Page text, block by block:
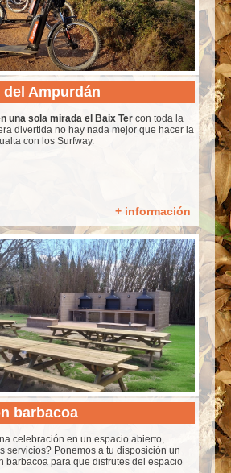
Ampurdán
una sola mirada el Baix Ter con toda la
divertida no hay nada mejor que hacer la
con los Surfway.
+ información
barbacoa
celebración en un espacio abierto,
servicios? Ponemos a tu disposición un
barbacoa para que disfrutes del espacio